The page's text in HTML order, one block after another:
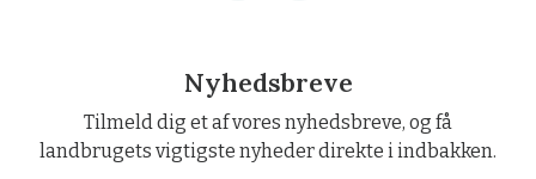
Nyhedsbreve
Tilmeld dig et af vores nyhedsbreve, og få
landbrugets vigtigste nyheder direkte i indbakken.